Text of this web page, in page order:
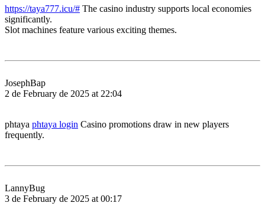
https://taya777.icu/# The casino industry supports local economies
significantly.
Slot machines feature various exciting themes.
JosephBap
2 de February de 2025 at 22:04
phtaya phtaya login Casino promotions draw in new players
frequently.
LannyBug
3 de February de 2025 at 00:17